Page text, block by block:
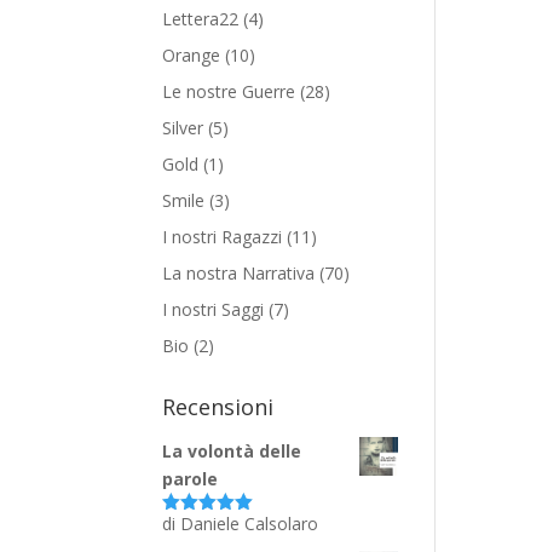
Lettera22 (4)
Orange (10)
Le nostre Guerre (28)
Silver (5)
Gold (1)
Smile (3)
I nostri Ragazzi (11)
La nostra Narrativa (70)
I nostri Saggi (7)
Bio (2)
Recensioni
La volontà delle
parole
Valutato5
di Daniele Calsolaro